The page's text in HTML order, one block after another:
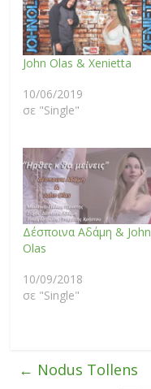
John Olas & Xenietta
10/06/2019
σε "Single"
Δέσποινα Αδάμη & John
Olas
10/09/2018
σε "Single"
← Nodus Tollens